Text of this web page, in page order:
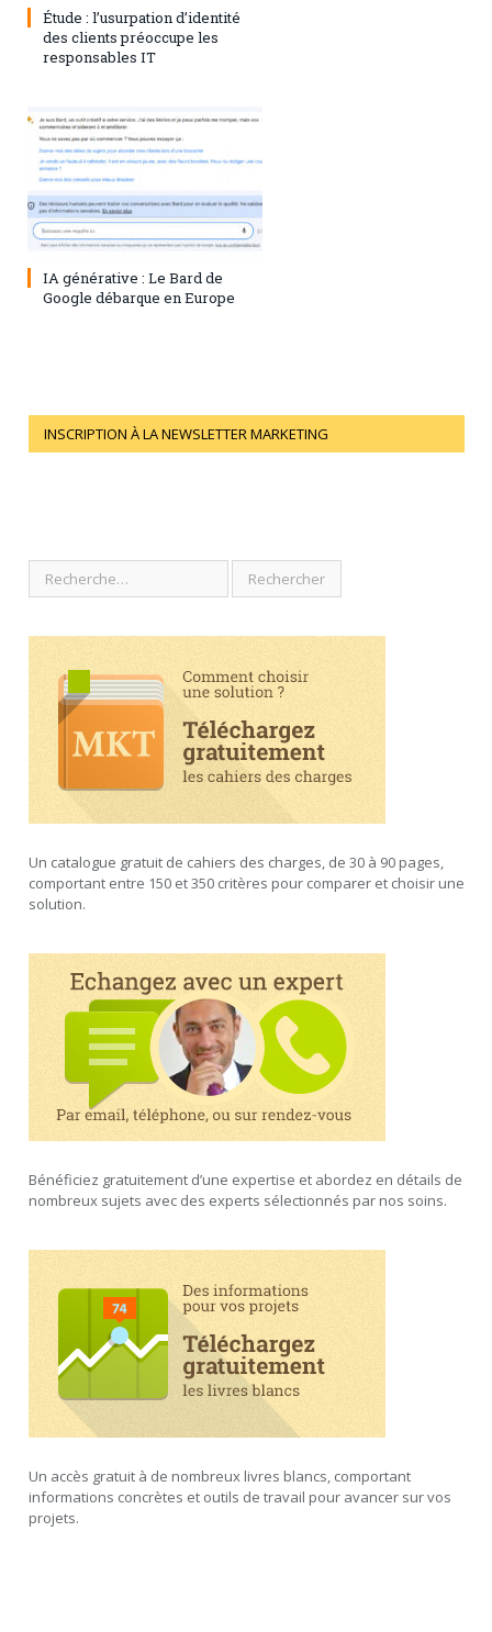
Étude : l’usurpation d’identité
des clients préoccupe les
responsables IT
28 juillet 2023 0
IA générative : Le Bard de
Google débarque en Europe
INSCRIPTION À LA NEWSLETTER MARKETING
Un catalogue gratuit de cahiers des charges, de 30 à 90 pages,
comportant entre 150 et 350 critères pour comparer et choisir une
solution.
Bénéficiez gratuitement d’une expertise et abordez en détails de
nombreux sujets avec des experts sélectionnés par nos soins.
Un accès gratuit à de nombreux livres blancs, comportant
informations concrètes et outils de travail pour avancer sur vos
projets.